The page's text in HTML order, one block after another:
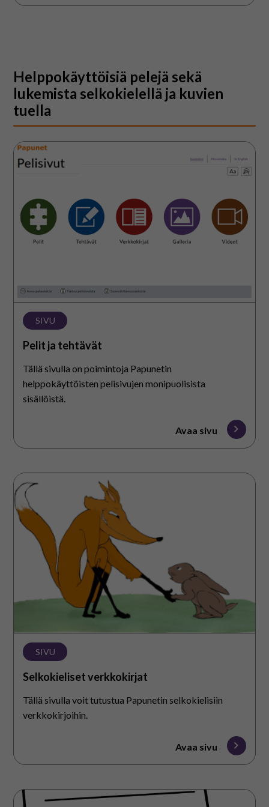
Helppokäyttöisiä pelejä sekä
lukemista selkokielellä ja kuvien
tuella
Pelit
ja
SIVU
Pelit ja tehtävät
Tällä sivulla on poimintoja Papunetin
helppokäyttöisten pelisivujen monipuolisista
sisällöistä.
Avaa sivu
Selkokieliset
verkkokirjat
SIVU
Selkokieliset verkkokirjat
Tällä sivulla voit tutustua Papunetin selkokielisiin
verkkokirjoihin.
Avaa sivu